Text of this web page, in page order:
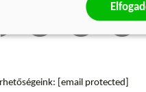
[email protected]